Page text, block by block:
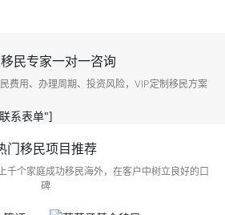
民专家一对一咨询
费用、办理周期、投资风险，VIP定制移民方案
系表单"]
门移民项目推荐
千个家庭成功移民海外，在客户中树立良好的口
碑